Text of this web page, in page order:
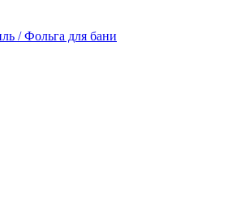
/ Фольга для бани